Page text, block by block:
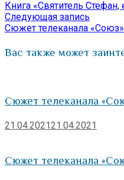
по
записям
Книга «Святитель
Следующая запись
запись:
Сюжет телеканала
Вас также может
Сюжет телеканала
21.04.202121.04.2021
Сюжет телеканала